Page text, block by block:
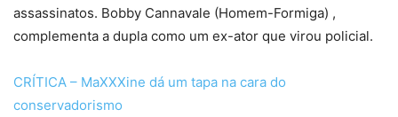
assassinatos. Bobby Cannavale (Homem-Formiga) ,
complementa a dupla como um ex-ator que virou policial.
CRÍTICA – MaXXXine dá um tapa na cara do
conservadorismo